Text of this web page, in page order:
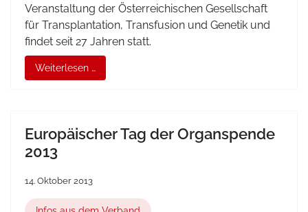
Veranstaltung der Österreichischen Gesellschaft
für Transplantation, Transfusion und Genetik und
findet seit 27 Jahren statt.
Weiterlesen …
Europäischer Tag der Organspende
2013
14. Oktober 2013